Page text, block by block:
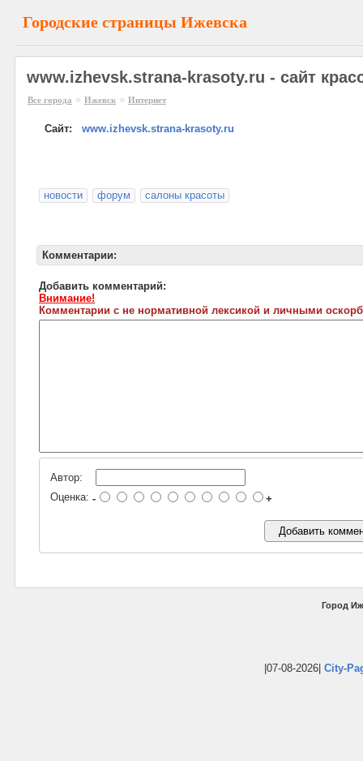
Городские страницы Ижевска
www.izhevsk.strana-krasoty.ru - сайт
Все города » Ижевск » Интернет
Сайт: www.izhevsk.strana-krasoty.ru
новости форум салоны красоты
Комментарии:
Добавить комментарий:
Внимание!
Комментарии с не нормативной лексикой и личными
Автор:
Оценка: - +
Город
|07-08-2026| City-